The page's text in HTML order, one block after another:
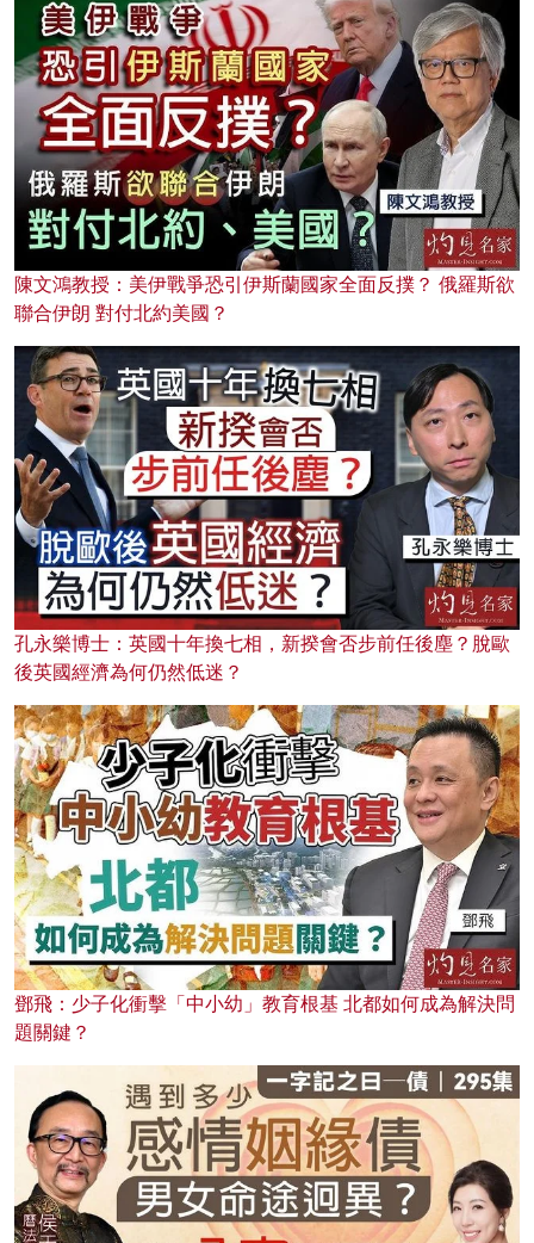
陳文鴻教授：美伊戰爭恐引伊斯蘭國家全面反撲？ 俄羅斯欲
聯合伊朗 對付北約美國？
孔永樂博士：英國十年換七相，新揆會否步前任後塵？脫歐
後英國經濟為何仍然低迷？
鄧飛：少子化衝擊「中小幼」教育根基 北都如何成為解決問
題關鍵？